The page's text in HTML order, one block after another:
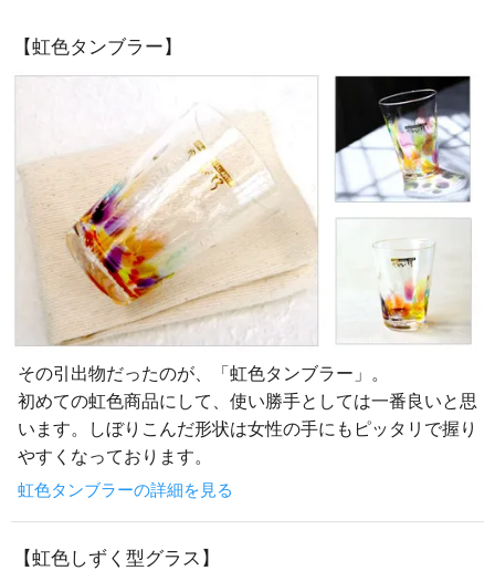
【虹色タンブラー】
その引出物だったのが、「虹色タンブラー」。
初めての虹色商品にして、使い勝手としては一番良いと思
います。しぼりこんだ形状は女性の手にもピッタリで握り
やすくなっております。
虹色タンブラーの詳細を見る
【虹色しずく型グラス】